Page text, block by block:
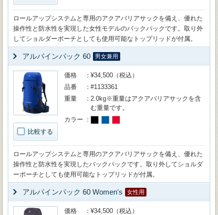
ロールアップシステムと専用のアクアバリアサックを備え、優れた
操作性と防水性を実現した女性モデルのバックパックです。取り外
してショルダーポーチとしても使用可能なトップリッドが付属。
アルパインパック 60 男女兼用
比較する
価格
¥34,500（税込）
品番
#1133361
重量
2.0kg※重量はアクアバリアサックを含
む重量です。
カラー
ロールアップシステムと専用のアクアバリアサックを備え、優れた
操作性と防水性を実現したバックパックです。取り外してショルダ
ーポーチとしても使用可能なトップリッドが付属。
アルパインパック 60 Women's 女性用
価格
¥34,500（税込）